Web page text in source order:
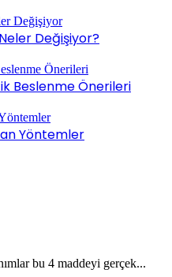
Değişiyor?
Beslenme Önerileri
Yöntemler
bu 4 maddeyi gerçek...